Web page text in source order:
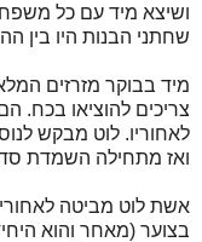
ושיצא מיד עם כל
שחתני הבנות היו בין
מיד בבוקר מזרזים
צריכים להוציאו בכח.
לאחוריו. לוט מבקש
ואז מתחילה השמדת
אשת לוט מביטה
בצוער (מאחר והוא